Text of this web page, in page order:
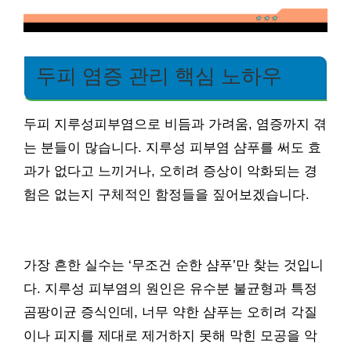
두피 염증 관리 핵심 노하우
두피 지루성피부염으로 비듬과 가려움, 염증까지 겪
는 분들이 많습니다. 지루성 피부염 샴푸를 써도 효
과가 없다고 느끼거나, 오히려 증상이 악화되는 경
험은 없는지 구체적인 함정들을 짚어보겠습니다.
가장 흔한 실수는 ‘무조건 순한 샴푸’만 찾는 것입니
다. 지루성 피부염의 원인은 유수분 불균형과 특정
곰팡이균 증식인데, 너무 약한 샴푸는 오히려 각질
이나 피지를 제대로 제거하지 못해 막힌 모공을 악